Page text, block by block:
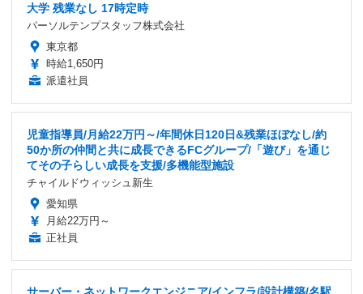
大学 残業なし 17時定時
パーソルテンプスタッフ株式会社
東京都
時給1,650円
派遣社員
児童指導員/月給22万円～/年間休日120日&残業ほぼなし/約
50か所の仲間と共に成長できるFCグループ/「遊び」を通じ
てその子らしい成長を支援/多機能型施設
チャイルドウィッシュ新生
愛知県
月給22万円～
正社員